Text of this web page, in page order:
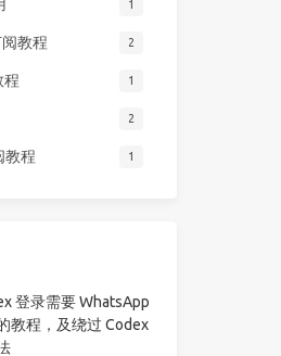
1
教程 2
程 1
2
教程 1
登录需要 WhatsApp
教程，及绕过 Codex